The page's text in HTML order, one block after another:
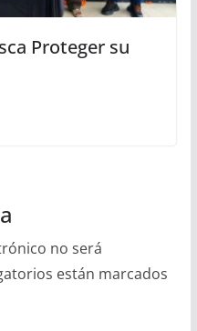
Proteger su
no será
están marcados